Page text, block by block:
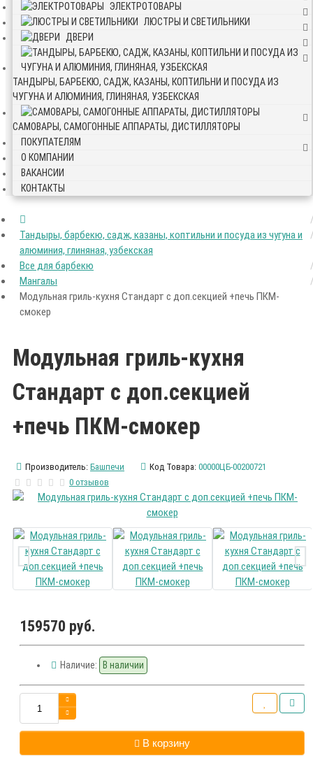
ЭЛЕКТРОТОВАРЫ
ЛЮСТРЫ И СВЕТИЛЬНИКИ
ДВЕРИ
ТАНДЫРЫ, БАРБЕКЮ, САДЖ, КАЗАНЫ, КОПТИЛЬНИ И ПОСУДА ИЗ
ЧУГУНА И АЛЮМИНИЯ, ГЛИНЯНАЯ, УЗБЕКСКАЯ
САМОВАРЫ, САМОГОННЫЕ АППАРАТЫ, ДИСТИЛЛЯТОРЫ
ПОКУПАТЕЛЯМ
О КОМПАНИИ
ВАКАНСИИ
КОНТАКТЫ
Тандыры, барбекю, садж, казаны, коптильни и посуда из чугуна и
алюминия, глиняная, узбекская
Все для барбекю
Мангалы
Модульная гриль-кухня Стандарт с доп.секцией +печь ПКМ-
смокер
Модульная гриль-кухня
Стандарт с доп.секцией
+печь ПКМ-смокер
Производитель: Башпечи Код Товара: 00000ЦБ-00200721
0 отзывов
159570 руб.
Наличие: В наличии
В корзину